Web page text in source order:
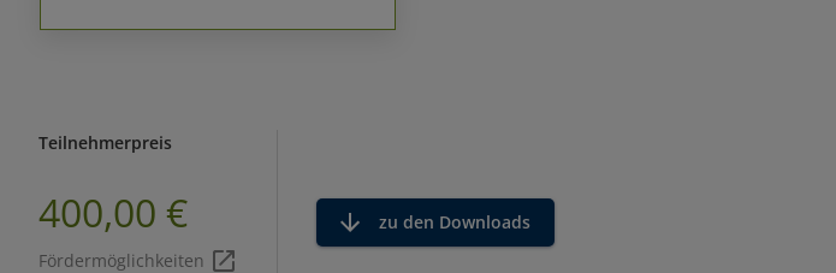
Teilnehmerpreis
400,00 €
Fördermöglichkeiten
zu den Downloads